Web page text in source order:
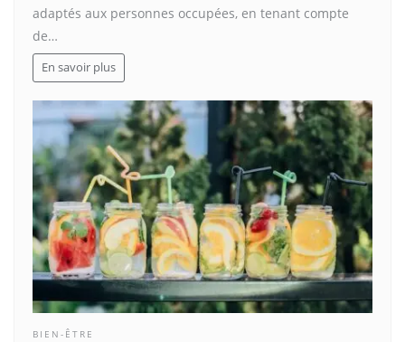
adaptés aux personnes occupées, en tenant compte
de…
En savoir plus
BIEN-ÊTRE